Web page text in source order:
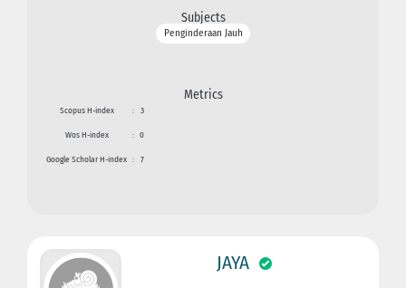
Subjects
Penginderaan Jauh
Metrics
Scopus H-index : 3
Wos H-index : 0
Google Scholar H-index : 7
JAYA